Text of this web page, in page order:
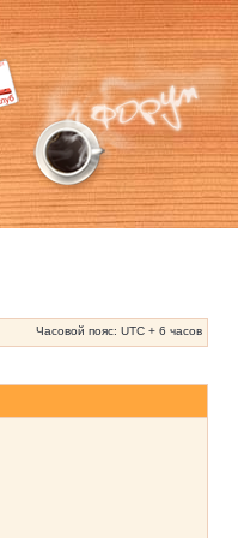
Часовой пояс: UTC + 6 часов